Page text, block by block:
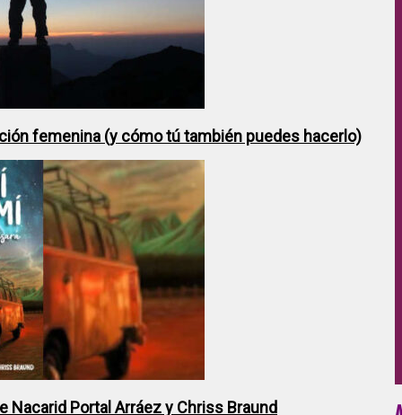
femenina (y cómo tú también puedes hacerlo)
Nacarid Portal Arráez y Chriss Braund